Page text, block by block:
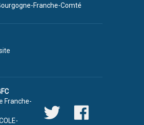
Franche-Comté
Franche-